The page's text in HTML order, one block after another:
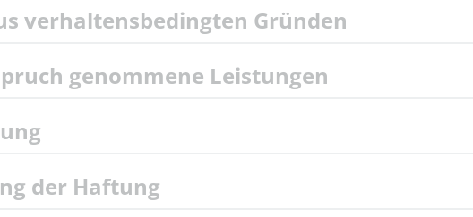
verhaltensbedingten Gründen
genommene Leistungen
der Haftung